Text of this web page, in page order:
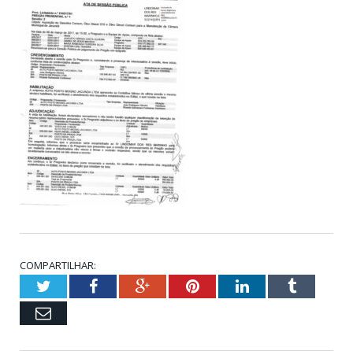
COMPARTILHAR:
TwitterFacebookGoogle+PinterestLinkedInTumblr
Email